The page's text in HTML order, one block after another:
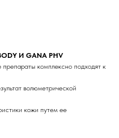
И GANA PHV
комплексно подходят к
волюметрической
кожи путем ее